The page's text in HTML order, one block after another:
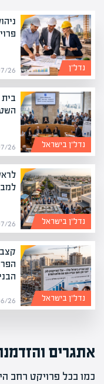
16/07/26 | נדל”ן
13/07/26 | נדל”ן בישראל
07/07/26 | נדל”ן בישראל
22/06/26 | נדל”ן בישראל
אתגרים
כמו בכל פרויקט רחב